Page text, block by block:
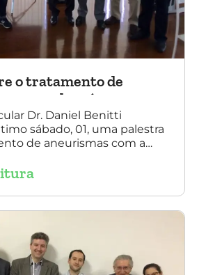
o tratamento de
a endoprótese
Porto Alegre
Dr. Daniel Benitti
sábado, 01, uma palestra
de aneurismas com a
(ao centro) com os
Vascular do Rio Grande